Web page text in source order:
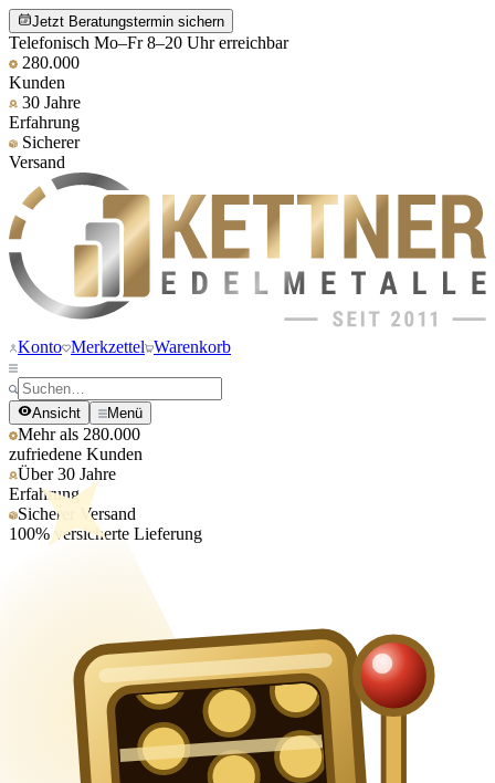
Jetzt Beratungstermin sichern
Telefonisch Mo–Fr 8–20 Uhr erreichbar
280.000
Kunden
30 Jahre
Erfahrung
Sicherer
Versand
Konto Merkzettel Warenkorb
Ansicht Menü
Mehr als 280.000
zufriedene Kunden
Über 30 Jahre
Erfahrung
Sicherer Versand
100% versicherte Lieferung